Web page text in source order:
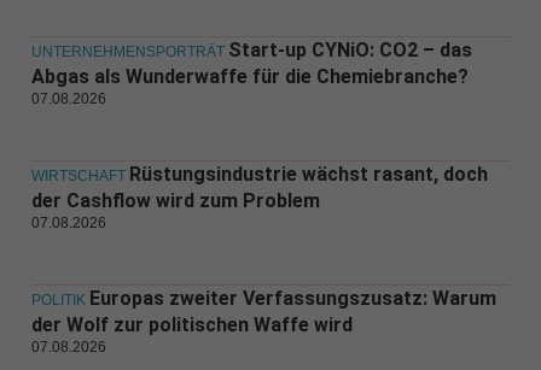
UNTERNEHMENSPORTRÄT Start-up CYNiO: CO2 – das
Abgas als Wunderwaffe für die Chemiebranche?
07.08.2026
WIRTSCHAFT Rüstungsindustrie wächst rasant, doch
der Cashflow wird zum Problem
07.08.2026
POLITIK Europas zweiter Verfassungszusatz: Warum
der Wolf zur politischen Waffe wird
07.08.2026